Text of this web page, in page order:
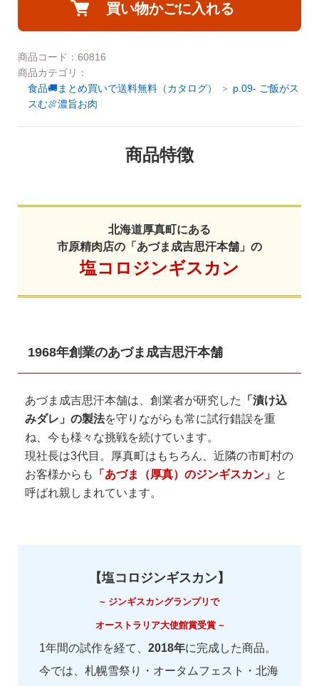
DVD 書籍
会社概要
利用規約
個人情報の取り扱いについて
特定商取引法に基づく表記
カスタマーハラスメントについて
お問い合わせ
個人情報の取り扱いについて
カスタマーハラスメントについて
買い物かごに入れる
商品コード：60816
商品カテゴリ：
食品🚚まとめ買いで送料無料（カタログ）
p.09- ご飯がス
スむ🍖濃旨お肉
商品特徴
北海道厚真町にある
市原精肉店の「あづま成吉思汗本舗」の
塩コロジンギスカン
1968年創業のあづま成吉思汗本舗
あづま成吉思汗本舗は、創業者が研究した
「漬け込
みダレ」の製法を守りながらも常に試行錯誤を重
ね、今も様々な挑戦を続けています。
現社長は3代目。厚真町はもちろん、近隣の市町村の
お客様からも
「あづま（厚真）のジンギスカン」 と
呼ばれ親しまれています。
【塩コロジンギスカン】
~ ジンギスカングランプリで
オーストラリア大使館賞受賞 ~
1年間の試作を経て、 2018年に完成した商品。
今では、札幌雪祭り・オータムフェスト・北海